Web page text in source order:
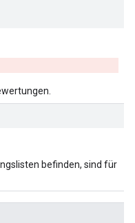
befinden, sind für